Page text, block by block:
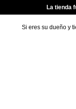
La tienda
Si eres su dueño y